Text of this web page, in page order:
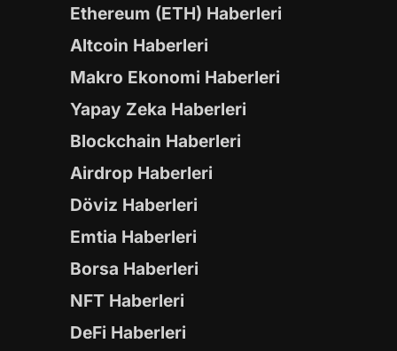
Ethereum (ETH) Haberleri
Altcoin Haberleri
Makro Ekonomi Haberleri
Yapay Zeka Haberleri
Blockchain Haberleri
Airdrop Haberleri
Döviz Haberleri
Emtia Haberleri
Borsa Haberleri
NFT Haberleri
DeFi Haberleri